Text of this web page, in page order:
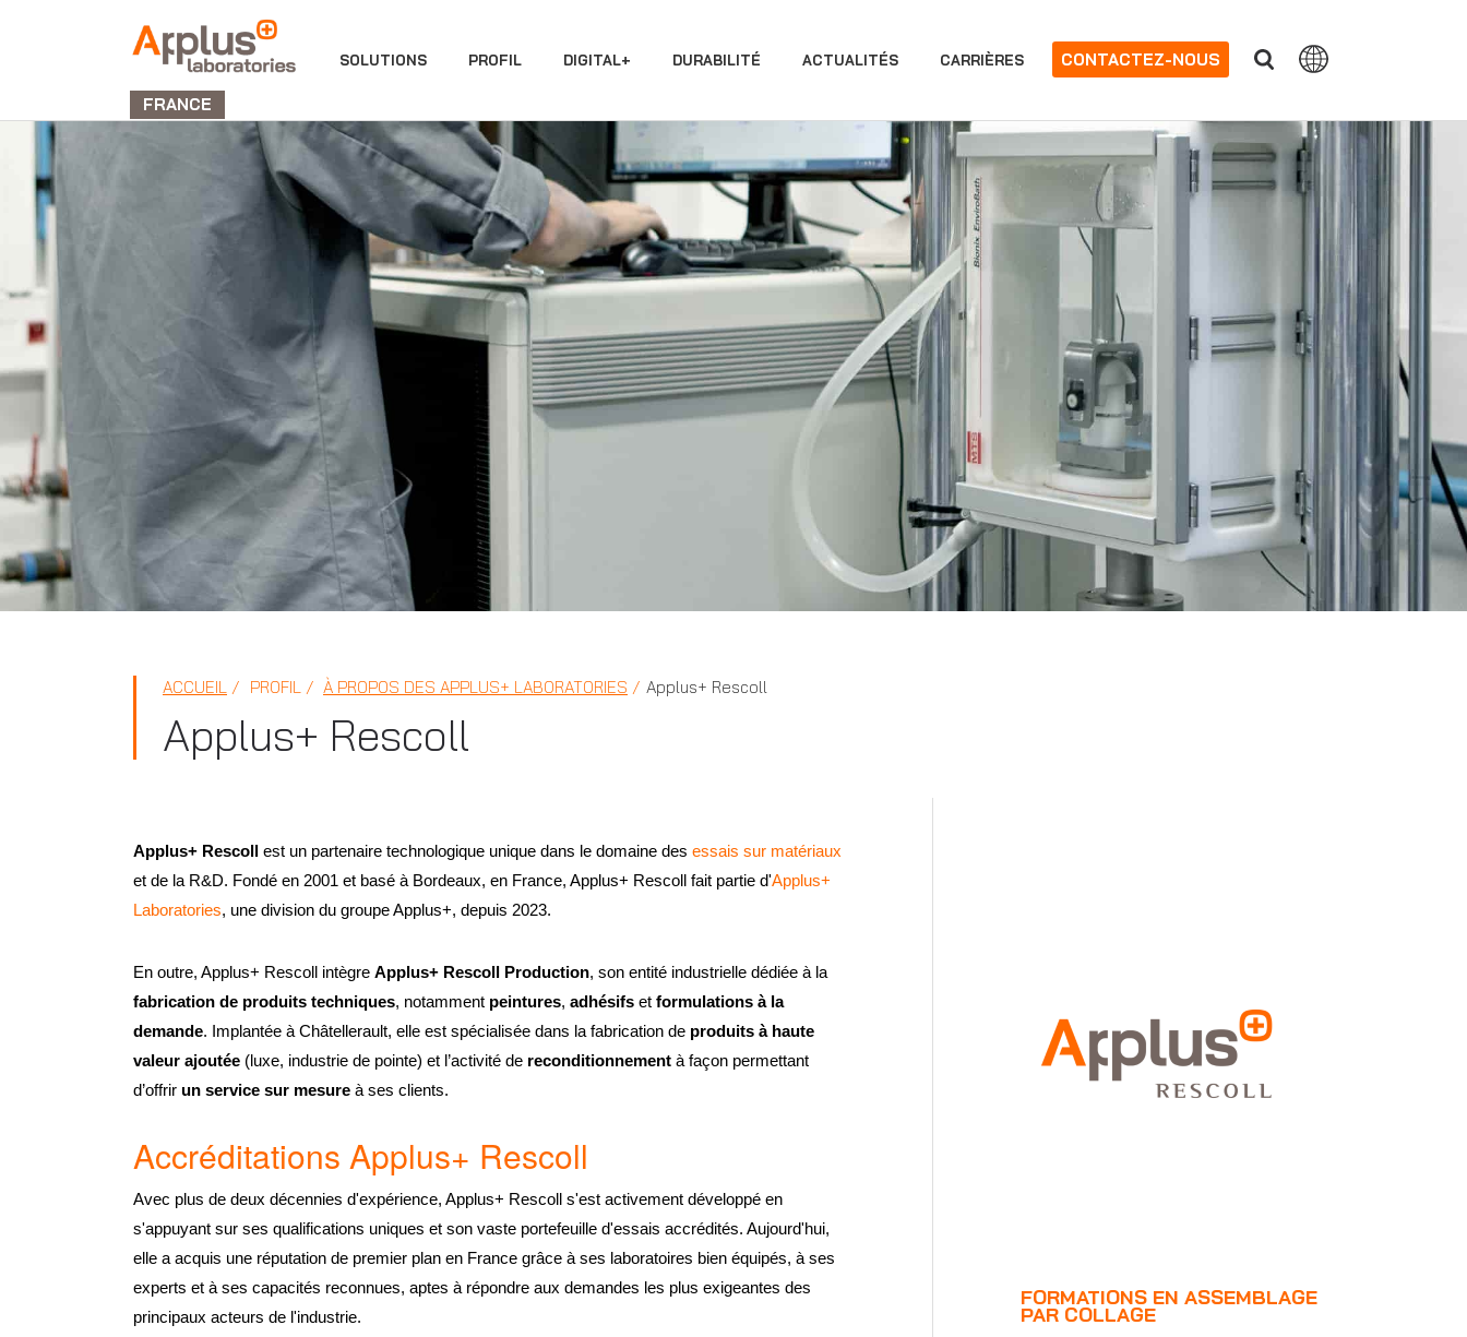
DIVISION
LABORATORIES
FRANCE
SOLUTIONS PROFIL DIGITAL+ DURABILITÉ ACTUALITÉS CARRIÈRES CONTACTEZ-NOUS
ACCUEIL PROFIL À PROPOS DES APPLUS+ LABORATORIES Applus+ Rescoll
Applus+ Rescoll
Applus+ Rescoll est un partenaire technologique unique dans le domaine des essais sur matériaux
et de la R&D. Fondé en 2001 et basé à Bordeaux, en France, Applus+ Rescoll fait partie d'Applus+
Laboratories, une division du groupe Applus+, depuis 2023.
En outre, Applus+ Rescoll intègre Applus+ Rescoll Production, son entité industrielle dédiée à la
fabrication de produits techniques, notamment peintures, adhésifs et formulations à la
demande. Implantée à Châtellerault, elle est spécialisée dans la fabrication de produits à haute
valeur ajoutée (luxe, industrie de pointe) et l’activité de reconditionnement à façon permettant
d’offrir un service sur mesure à ses clients.
Accréditations Applus+ Rescoll
Avec plus de deux décennies d'expérience, Applus+ Rescoll s'est activement développé en
s'appuyant sur ses qualifications uniques et son vaste portefeuille d'essais accrédités. Aujourd'hui,
elle a acquis une réputation de premier plan en France grâce à ses laboratoires bien équipés, à ses
experts et à ses capacités reconnues, aptes à répondre aux demandes les plus exigeantes des
principaux acteurs de l'industrie.
FORMATIONS EN ASSEMBLAGE
PAR COLLAGE